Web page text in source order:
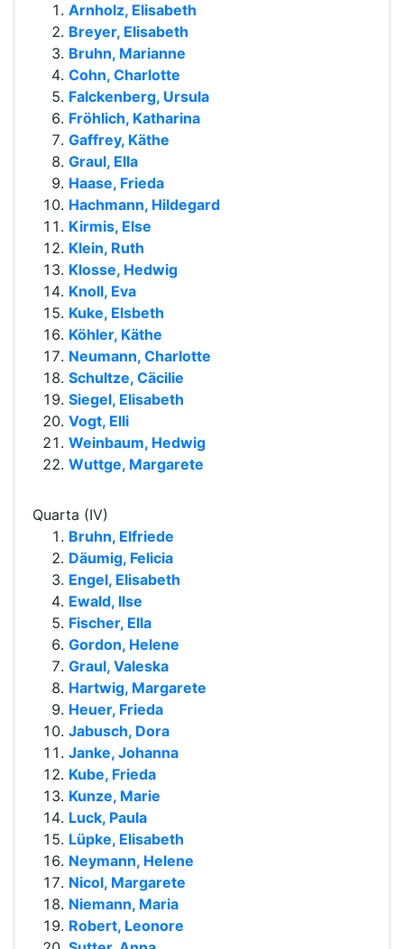
Arnholz, Elisabeth
Breyer, Elisabeth
Bruhn, Marianne
Cohn, Charlotte
Falckenberg, Ursula
Fröhlich, Katharina
Gaffrey, Käthe
Graul, Ella
Haase, Frieda
Hachmann, Hildegard
Kirmis, Else
Klein, Ruth
Klosse, Hedwig
Knoll, Eva
Kuke, Elsbeth
Köhler, Käthe
Neumann, Charlotte
Schultze, Cäcilie
Siegel, Elisabeth
Vogt, Elli
Weinbaum, Hedwig
Wuttge, Margarete
Quarta (IV)
Bruhn, Elfriede
Däumig, Felicia
Engel, Elisabeth
Ewald, Ilse
Fischer, Ella
Gordon, Helene
Graul, Valeska
Hartwig, Margarete
Heuer, Frieda
Jabusch, Dora
Janke, Johanna
Kube, Frieda
Kunze, Marie
Luck, Paula
Lüpke, Elisabeth
Neymann, Helene
Nicol, Margarete
Niemann, Maria
Robert, Leonore